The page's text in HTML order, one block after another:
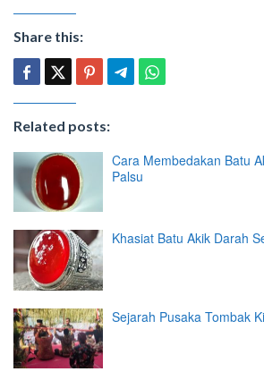
Share this:
Related posts:
Cara Membedakan Batu
Palsu
Khasiat Batu Akik Darah
Sejarah Pusaka Tombak